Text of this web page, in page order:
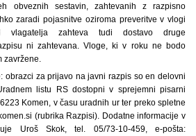
obveznih sestavin, zahtevanih z razpisno
zaradi pojasnitve oziroma preveritve v vlogi
vlagatelja zahteva tudi dostavo druge
ni zahtevana. Vloge, ki v roku ne bodo
zavržene.
obrazci za prijavo na javni razpis so en delovni
listu RS dostopni v sprejemni pisarni
Komen, v času uradnih ur ter preko spletne
(rubrika Razpisi). Dodatne informacije v
Uroš Skok, tel. 05/73-10-459, e-pošta: